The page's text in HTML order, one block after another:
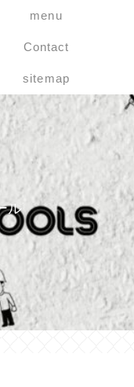
ル
menu
Contact
sitemap